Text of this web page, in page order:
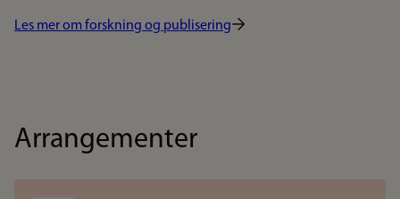
Les mer om forskning og publisering
Arrangementer